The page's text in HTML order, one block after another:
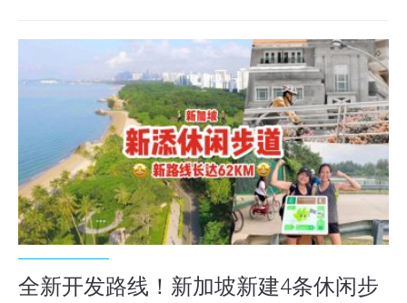
全新开发路线！新加坡新建4条休闲步